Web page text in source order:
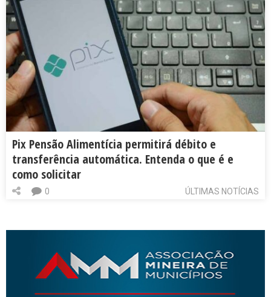
Pix Pensão Alimentícia permitirá débito e
transferência automática. Entenda o que é e
como solicitar
ÚLTIMAS NOTÍCIAS
0